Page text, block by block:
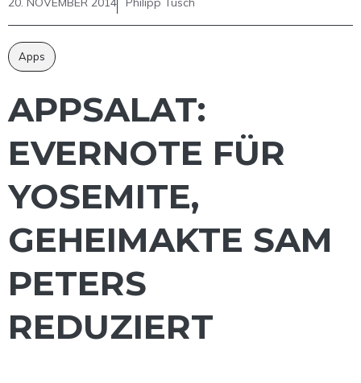
Apps
APPSALAT:
EVERNOTE FÜR
YOSEMITE,
GEHEIMAKTE SAM
PETERS
REDUZIERT